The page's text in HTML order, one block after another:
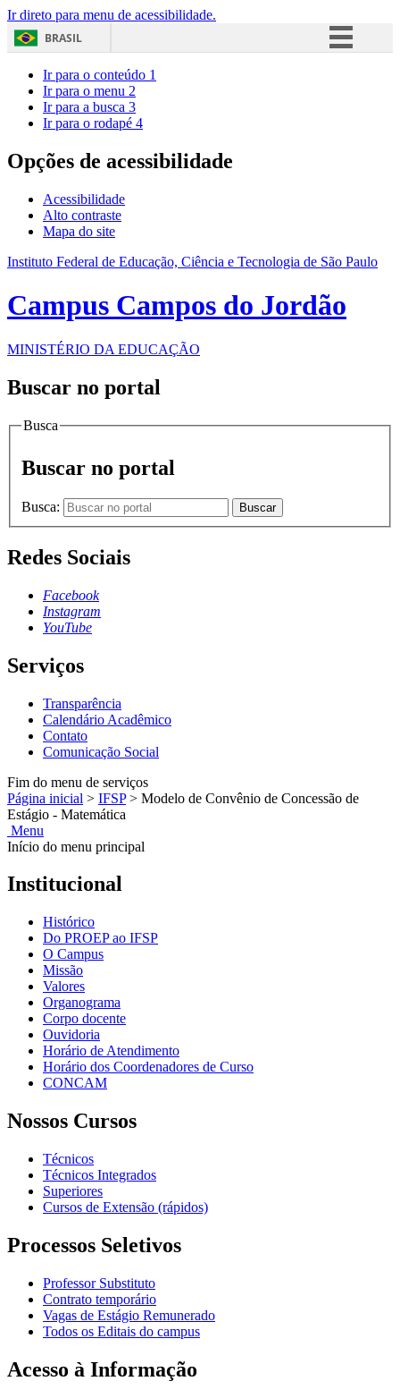
Ir direto para menu de acessibilidade.
BRASIL
Acesso à informação
Ir para o conteúdo 1
Ir para o menu 2
Ir para a busca 3
Ir para o rodapé 4
Opções de acessibilidade
Acessibilidade
Alto contraste
Mapa do site
Instituto Federal de Educação, Ciência e Tecnologia de São Paulo
Campus Campos do Jordão
MINISTÉRIO DA EDUCAÇÃO
Buscar no portal
Busca
Buscar no portal
Busca: Buscar
Redes Sociais
Facebook
Instagram
YouTube
Serviços
Transparência
Calendário Acadêmico
Contato
Comunicação Social
Fim do menu de serviços
Página inicial > IFSP > Modelo de Convênio de Concessão de
Estágio - Matemática
Menu
Início do menu principal
Institucional
Histórico
Do PROEP ao IFSP
O Campus
Missão
Valores
Organograma
Corpo docente
Ouvidoria
Horário de Atendimento
Horário dos Coordenadores de Curso
CONCAM
Nossos Cursos
Técnicos
Técnicos Integrados
Superiores
Cursos de Extensão (rápidos)
Processos Seletivos
Professor Substituto
Contrato temporário
Vagas de Estágio Remunerado
Todos os Editais do campus
Acesso à Informação